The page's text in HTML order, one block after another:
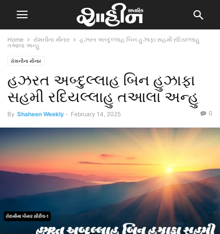
Home રોશનીના મીનાર
હઝરત અબ્દુલ્લાહ બિન હુઝાફા સહમી રદિયલ્લાહુ
તઆલા અન્હુ
રોશનીના મીનાર
હઝરત અબ્દુલ્લાહ બિન હુઝાફા
સહમી રદિયલ્લાહુ તઆલા અન્હુ
By Shaheen Weekly - February 14, 2025 0